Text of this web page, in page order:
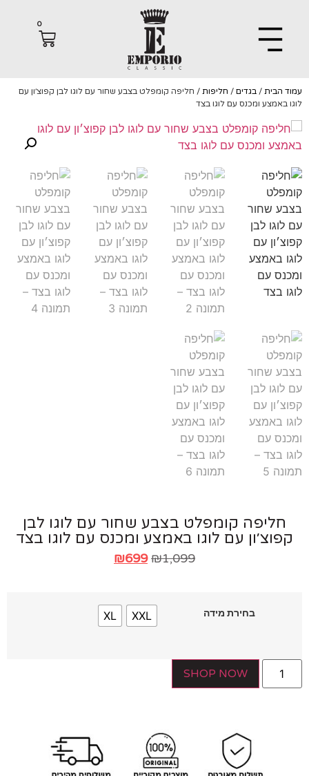
הבית/בגדים/חליפות/ חליפה קומפלט בצבע שחור עם לוגו לבן קפוצ׳ון עם
ומכנס עם לוגו בצד
קומפלט בצבע שחור עם לוגו לבן
עם לוגו באמצע ומכנס עם לוגו בצד
₪1,099
₪699
בחירת מידה XL
SHOP NOW